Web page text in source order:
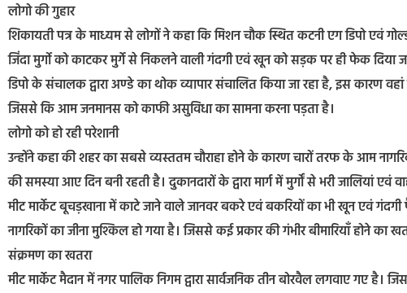
लोगो की गुहार
शिकायती पत्र के माध्यम से लोगों ने कहा कि मिशन चौक स्थित कटनी एग डिपो एवं
जिंदा मुर्गो को काटकर मुर्गे से निकलने वाली गंदगी एवं खून को सड़क पर ही फेक दिया
डिपो के संचालक द्वारा अण्डे का थोक व्यापार संचालित किया जा रहा है, इस कारण
जिससे कि आम जनमानस को काफी असुविधा का सामना करना पड़ता है।
लोगो को हो रही परेशानी
उन्होंने कहा की शहर का सबसे व्यस्ततम चौराहा होने के कारण चारों तरफ के आम
की समस्या आए दिन बनी रहती है। दुकानदारों के द्वारा मार्ग में मुर्गों से भरी जालियां
मीट मार्केट बूचड़खाना में काटे जाने वाले जानवर बकरे एवं बकरियों का भी खून एवं
नागरिकों का जीना मुश्किल हो गया है। जिससे कई प्रकार की गंभीर बीमारियाँ होने का
संक्रमण का खतरा
मीट मार्केट मैदान में नगर पालिक निगम द्वारा सार्वजनिक तीन बोरवैल लगवाए गए